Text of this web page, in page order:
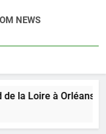
NEWS
à Orléans en